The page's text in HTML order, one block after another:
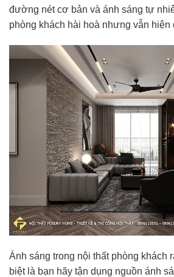
đường nét cơ bản và ánh sáng tự
phòng khách hài hoà nhưng vẫn hiện
Ánh sáng trong nội thất phòng khách
biệt là bạn hãy tận dụng nguồn ánh